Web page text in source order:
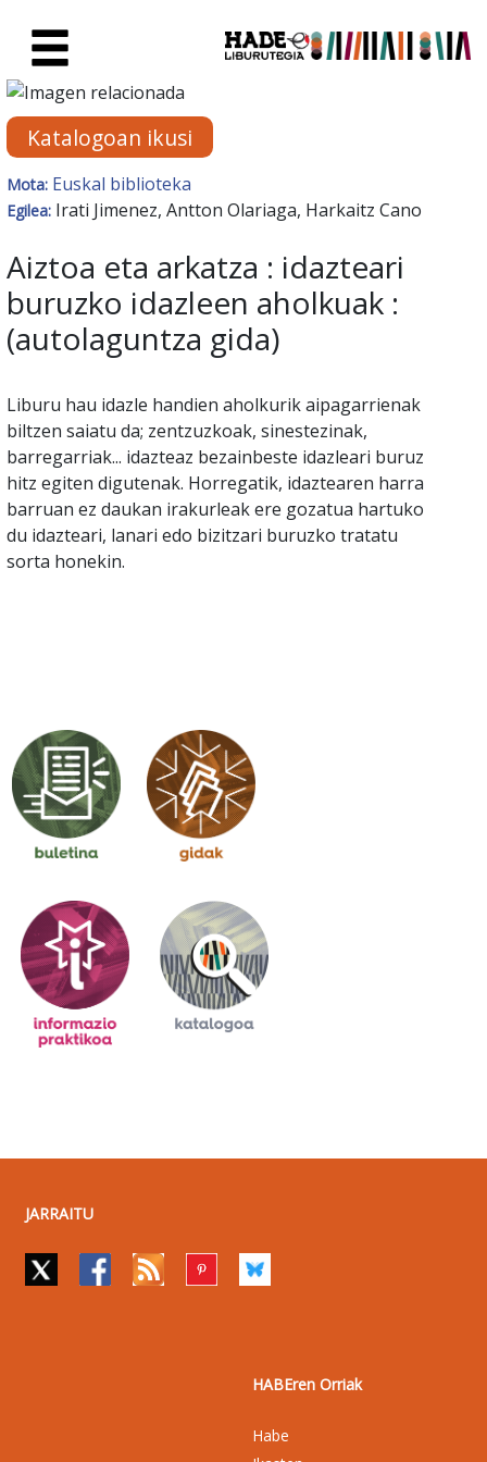
Eskuratu berriak Fitxa -
Katalogoan ikusi
Mota: Euskal biblioteka
Egilea: Irati Jimenez, Antton Olariaga, Harkaitz Cano
Aiztoa eta arkatza : idazteari
buruzko idazleen aholkuak :
(autolaguntza gida)
Liburu hau idazle handien aholkurik aipagarrienak
biltzen saiatu da; zentzuzkoak, sinestezinak,
barregarriak... idazteaz bezainbeste idazleari buruz
hitz egiten digutenak. Horregatik, idaztearen harra
barruan ez daukan irakurleak ere gozatua hartuko
du idazteari, lanari edo bizitzari buruzko tratatu
sorta honekin.
JARRAITU
HABEren Orriak
Habe